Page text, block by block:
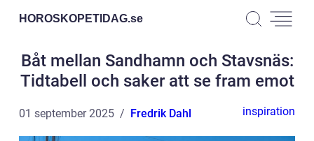
HOROSKOPETIDAG.se
Båt mellan Sandhamn och Stavsnäs:
Tidtabell och saker att se fram emot
01 september 2025 Fredrik Dahl inspiration